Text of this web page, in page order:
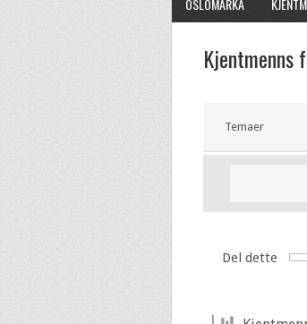
OSLOMARKA
Kjentmenns
Temaer
Del dette